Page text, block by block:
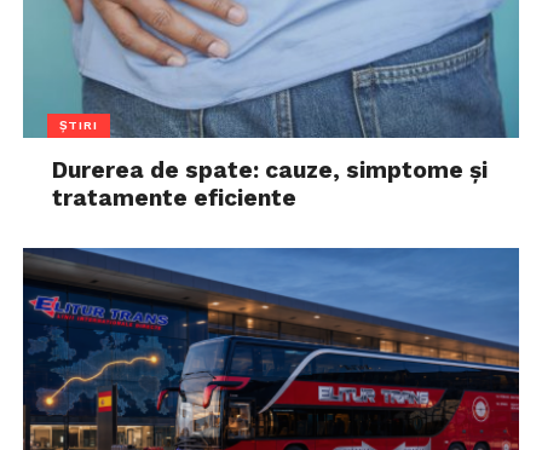
ȘTIRI
Durerea de spate: cauze, simptome și
tratamente eficiente